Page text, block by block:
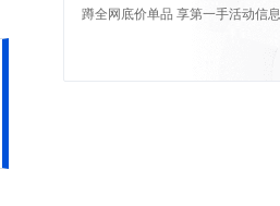
蹲全网底价单品 享第一手活动信息